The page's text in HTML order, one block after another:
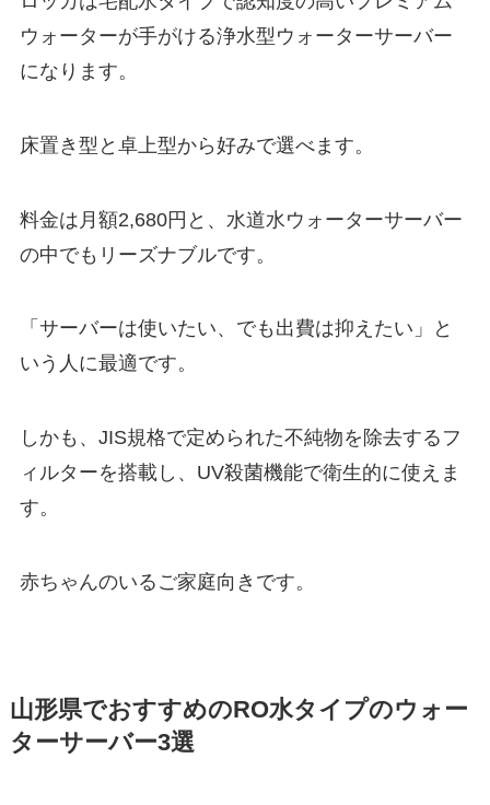
ウォーターが手がける浄水型ウォーターサーバー
になります。
床置き型と卓上型から好みで選べます。
料金は月額2,680円と、水道水ウォーターサーバー
の中でもリーズナブルです。
「サーバーは使いたい、でも出費は抑えたい」
と
いう人に最適です。
しかも、JIS規格で定められた不純物を除去するフ
ィルターを搭載し、UV殺菌機能で衛生的に使えま
す。
赤ちゃんのいるご家庭向きです。
山形県でおすすめのRO水タイプのウォー
ターサーバー3選